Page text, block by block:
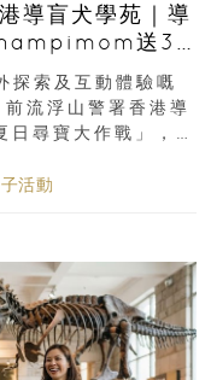
導盲犬學苑｜導
送3
探索及互動體驗嘅
流浮山警署香港導
尋寶大作戰」，家
活動